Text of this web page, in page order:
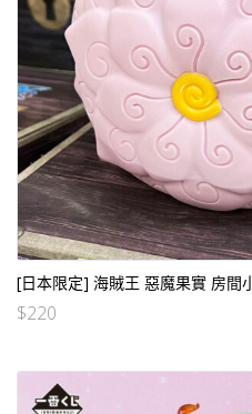
[日本限定] 海賊王 惡魔果實 房間
$220